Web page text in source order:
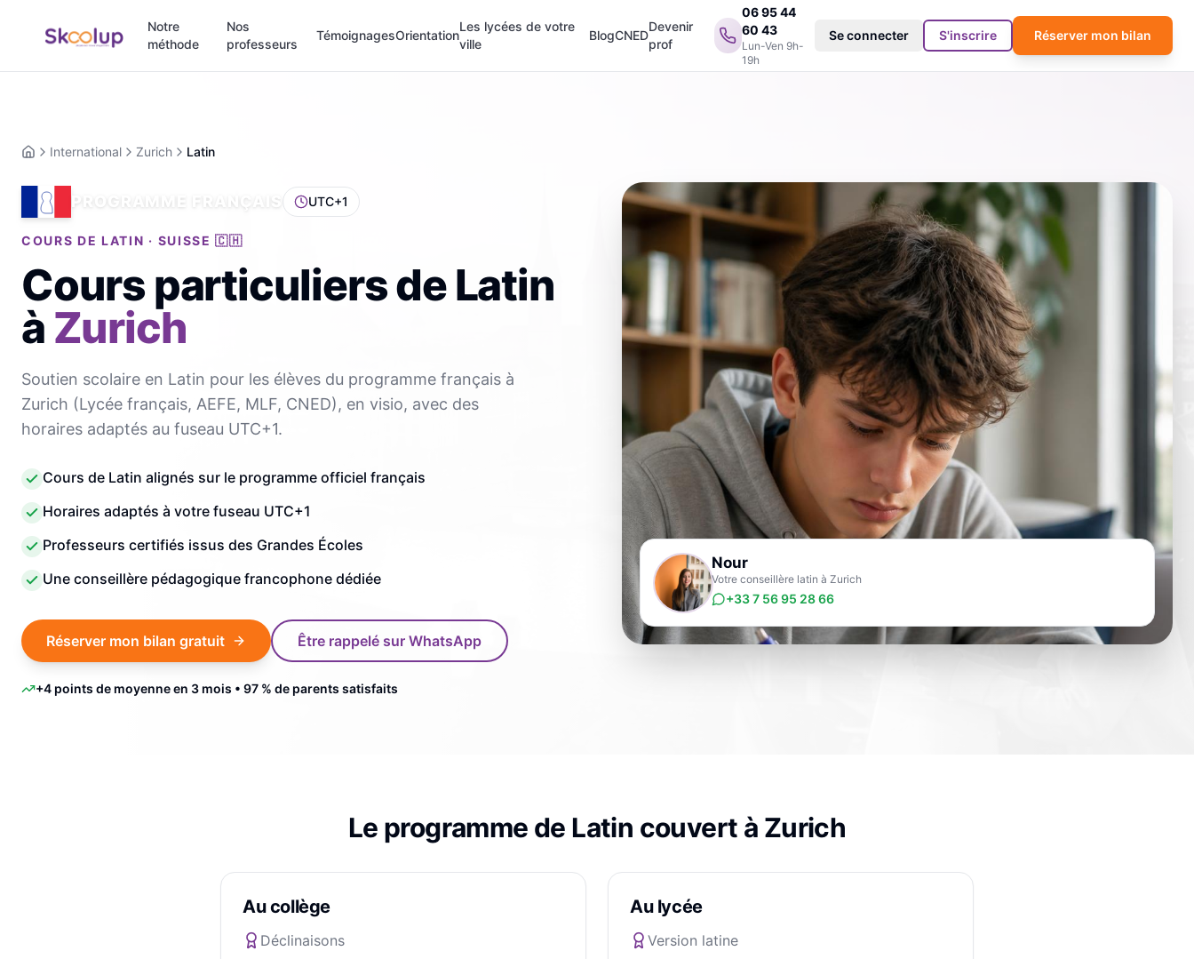
Notre
méthode
Nos
professeurs
TémoignagesOrientation
Les lycées de votre
ville
BlogCNED
Devenir
prof
06 95 44
60 43
Lun-Ven 9h-
19h
Se connecter S'inscrire Réserver mon bilan
AccueilInternational Zurich Latin
PROGRAMME FRANÇAIS UTC+1
COURS DE LATIN · SUISSE 🇨🇭
Cours particuliers de Latin
à Zurich
Soutien scolaire en Latin pour les élèves du programme français à
Zurich (Lycée français, AEFE, MLF, CNED), en visio, avec des
horaires adaptés au fuseau UTC+1.
Cours de Latin alignés sur le programme officiel français
Horaires adaptés à votre fuseau UTC+1
Professeurs certifiés issus des Grandes Écoles
Une conseillère pédagogique francophone dédiée
Réserver mon bilan gratuit Être rappelé sur WhatsApp
+4 points de moyenne en 3 mois • 97 % de parents satisfaits
Nour
Votre conseillère latin à Zurich
+33 7 56 95 28 66
Le programme de Latin couvert à Zurich
Au collège
Déclinaisons
Au lycée
Version latine